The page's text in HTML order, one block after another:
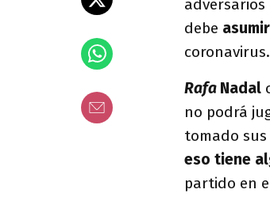
debe
coronavirus.
Rafa Nadal
no podrá
tomado sus
eso tiene
partido en